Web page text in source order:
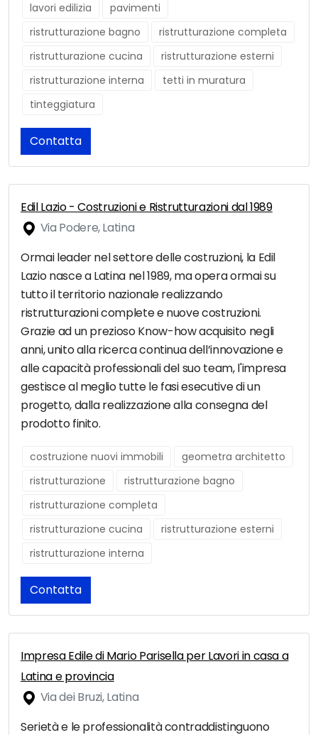
lavori edilizia
pavimenti
ristrutturazione bagno
ristrutturazione completa
ristrutturazione cucina
ristrutturazione esterni
ristrutturazione interna
tetti in muratura
tinteggiatura
Contatta
Edil Lazio - Costruzioni e Ristrutturazioni dal 1989
Via Podere, Latina
Ormai leader nel settore delle costruzioni, la Edil
Lazio nasce a Latina nel 1989, ma opera ormai su
tutto il territorio nazionale realizzando
ristrutturazioni complete e nuove costruzioni.
Grazie ad un prezioso Know-how acquisito negli
anni, unito alla ricerca continua dell’innovazione e
alle capacità professionali del suo team, l'impresa
gestisce al meglio tutte le fasi esecutive di un
progetto, dalla realizzazione alla consegna del
prodotto finito.
costruzione nuovi immobili
geometra architetto
ristrutturazione
ristrutturazione bagno
ristrutturazione completa
ristrutturazione cucina
ristrutturazione esterni
ristrutturazione interna
Contatta
Impresa Edile di Mario Parisella per Lavori in casa a
Latina e provincia
Via dei Bruzi, Latina
Serietà e le professionalità contraddistinguono